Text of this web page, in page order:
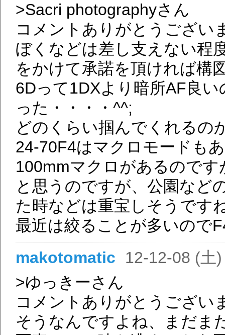
>Sacri photographyさん
コメントありがとうござい
ぼくなどは差し支えない程
をかけて承諾を頂ければ構
6Dって1DXより暗所AF良
った・・・・^^;
どのくらい掴んでくれるの
24-70F4はマクロモードも
100mmマクロがあるので
と思うのですが、公園など
た時などは重宝しそうです
最近は絞ることが多いので
makotomatic
12-12-08 (土
>ゆっきーさん
コメントありがとうござい
そうなんですよね、まだま